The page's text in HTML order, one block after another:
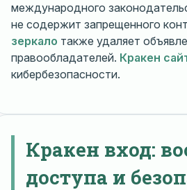
международного
не содержит запрещенного
зеркало также удаляет
правообладателей. Кракен
кибербезопасности.
Кракен вход:
доступа и